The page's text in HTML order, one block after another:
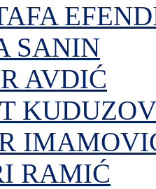
SANIN
AVDIĆ
RAMIĆ